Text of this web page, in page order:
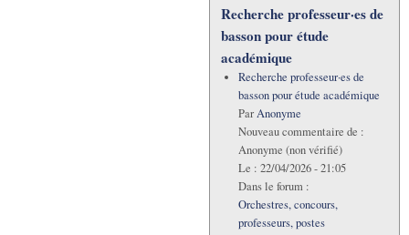
Recherche professeur·es de
basson pour étude
académique
Recherche professeur·es de
basson pour étude académique
ParAnonyme
Nouveau commentaire de :
Anonyme (non vérifié)
Le : 22/04/2026 - 21:05
Dans le forum :
Orchestres, concours,
professeurs, postes